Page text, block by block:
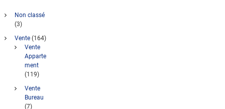
Non classé
(3)
Vente (164)
Vente
Apparte
ment
(119)
Vente
Bureau
(7)